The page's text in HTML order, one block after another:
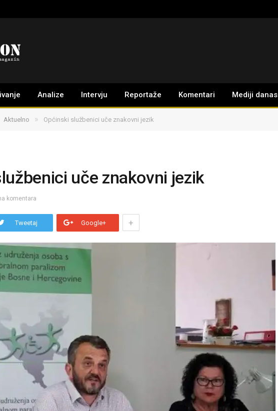
Analize Intervju Reportaže Komentari Mediji danas
Aktuelno » Općinski službenici uče znakovni jezik
uče znakovni jezik
komentara
Tweetaj Google+ +